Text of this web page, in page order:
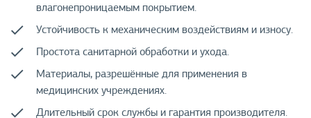
влагонепроницаемым покрытием.
Устойчивость к механическим воздействиям и износу.
Простота санитарной обработки и ухода.
Материалы, разрешённые для применения в
медицинских учреждениях.
Длительный срок службы и гарантия производителя.